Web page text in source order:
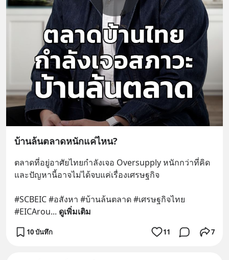
บ้านล้นตลาดหนักแค่ไหน?
ตลาดที่อยู่อาศัยไทยกำลังเจอ Oversupply หนักกว่าที่คิด
และปัญหานี้อาจไม่ได้จบแค่เรื่องเศรษฐกิจ
#SCBEIC #อสังหา #บ้านล้นตลาด #เศรษฐกิจไทย
#EICArou... ดูเพิ่มเติม
10 บันทึก 11 7